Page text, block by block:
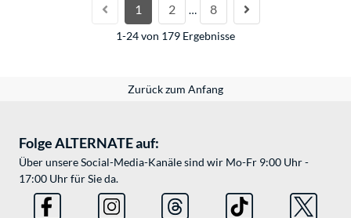
1 2 … 8
1-24 von 179 Ergebnisse
Zurück zum Anfang
Folge ALTERNATE auf:
Über unsere Social-Media-Kanäle sind wir Mo-Fr 9:00 Uhr -
17:00 Uhr für Sie da.